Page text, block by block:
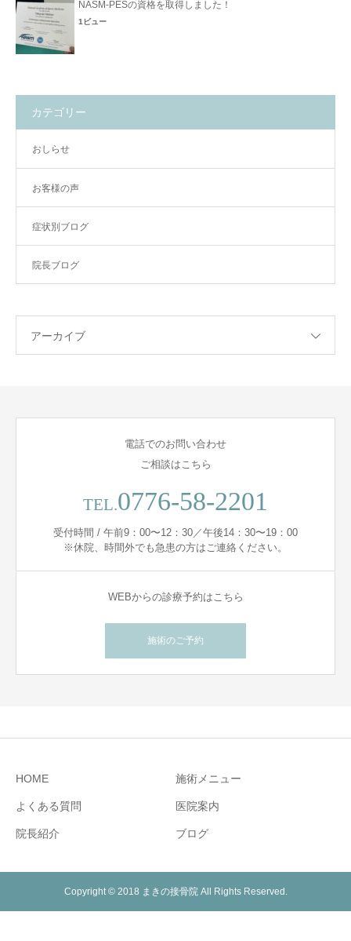
NASM-PESの資格を取得しました！
1ビュー
カテゴリー
おしらせ
お客様の声
症状別ブログ
院長ブログ
アーカイブ
電話でのお問い合わせ
ご相談はこちら
TEL.0776-58-2201
受付時間 / 午前9：00〜12：30／午後14：30〜19：00
※休院、時間外でも急患の方はご連絡ください。
WEBからの診療予約はこちら
施術のご予約
HOME 施術メニュー
よくある質問 医院案内
院長紹介 ブログ
Copyright © 2018 まきの接骨院 All Rights Reserved.